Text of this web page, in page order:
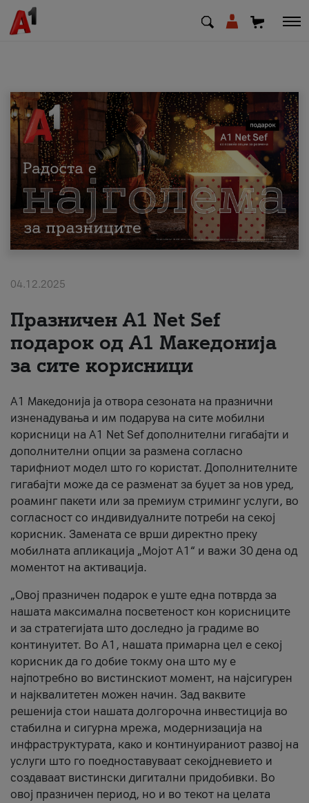
МК EN SQ
Приватни Деловни
Поддршка
Надополни кредит
За нас
#ПодобарОнлајн
04.12.2025
Празничен A1 Net Sеf
подарок од А1 Македонија
за сите корисници
А1 Македонија ја отвора сезоната на празнични
изненадувања и им подарува на сите мобилни
корисници на A1 Net Sef дополнителни гигабајти и
дополнителни опции за размена согласно
тарифниот модел што го користат. Дополнителните
гигабајти може да се разменат за буџет за нов уред,
роаминг пакети или за премиум стриминг услуги, во
согласност со индивидуалните потреби на секој
корисник. Замената се врши директно преку
мобилната апликација „Мојот А1“ и важи 30 дена од
моментот на активација.
„Овој празничен подарок е уште една потврда за
нашата максимална посветеност кон корисниците
и за стратегијата што доследно ја градиме во
континуитет. Во А1, нашата примарна цел е секој
корисник да го добие токму она што му е
најпотребно во вистинскиот момент, на најсигурен
и најквалитетен можен начин. Зад ваквите
решенија стои нашата долгорочна инвестиција во
стабилна и сигурна мрежа, модернизација на
инфраструктурата, како и континуираниот развој на
услуги што го поедноставуваат секојдневието и
создаваат вистински дигитални придобивки. Во
овој празничен период, но и во текот на целата